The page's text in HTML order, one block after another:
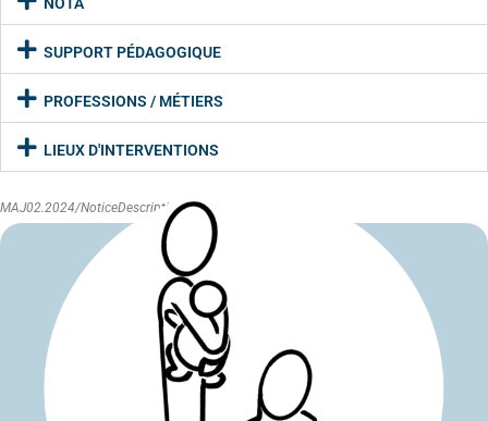
SUPPORT PÉDAGOGIQUE
PROFESSIONS / MÉTIERS
LIEUX D'INTERVENTIONS
MAJ02.2024/NoticeDescriptive